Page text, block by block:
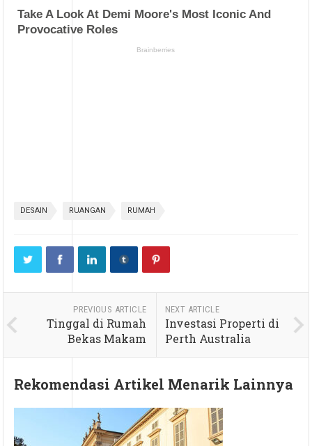
DESAIN RUANGAN RUMAH
PREVIOUS ARTICLE
Tinggal di Rumah
Bekas Makam
NEXT ARTICLE
Investasi Properti di
Perth Australia
Rekomendasi Artikel Menarik Lainnya